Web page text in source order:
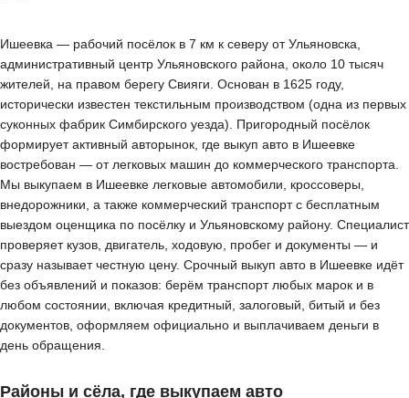
Ишеевка — рабочий посёлок в 7 км к северу от Ульяновска,
административный центр Ульяновского района, около 10 тысяч
жителей, на правом берегу Свияги. Основан в 1625 году,
исторически известен текстильным производством (одна из первых
суконных фабрик Симбирского уезда). Пригородный посёлок
формирует активный авторынок, где выкуп авто в Ишеевке
востребован — от легковых машин до коммерческого транспорта.
Мы выкупаем в Ишеевке легковые автомобили, кроссоверы,
внедорожники, а также коммерческий транспорт с бесплатным
выездом оценщика по посёлку и Ульяновскому району. Специалист
проверяет кузов, двигатель, ходовую, пробег и документы — и
сразу называет честную цену. Срочный выкуп авто в Ишеевке идёт
без объявлений и показов: берём транспорт любых марок и в
любом состоянии, включая кредитный, залоговый, битый и без
документов, оформляем официально и выплачиваем деньги в
день обращения.
Районы и сёла, где выкупаем авто